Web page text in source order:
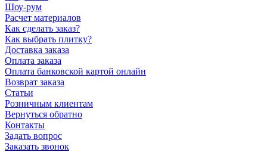
Шоу-рум
Расчет материалов
Как сделать заказ?
Как выбрать плитку?
Доставка заказа
Оплата заказа
Оплата банковской картой онлайн
Возврат заказа
Статьи
Розничным клиентам
Вернуться обратно
Контакты
Задать вопрос
Заказать звонок